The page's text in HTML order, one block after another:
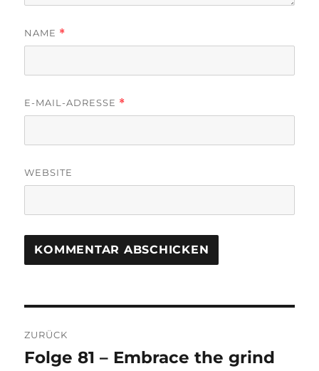
NAME *
E-MAIL-ADRESSE *
WEBSITE
ZURÜCK
Vorheriger
Folge 81 – Embrace the grind